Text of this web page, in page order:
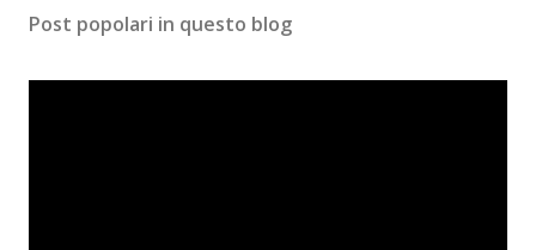
Post popolari in questo blog